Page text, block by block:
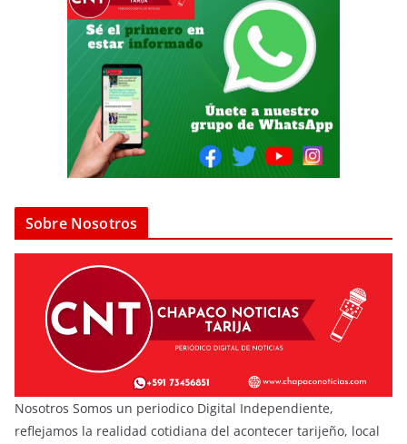
Sobre Nosotros
Nosotros Somos un periodico Digital Independiente,
reflejamos la realidad cotidiana del acontecer tarijeño, local